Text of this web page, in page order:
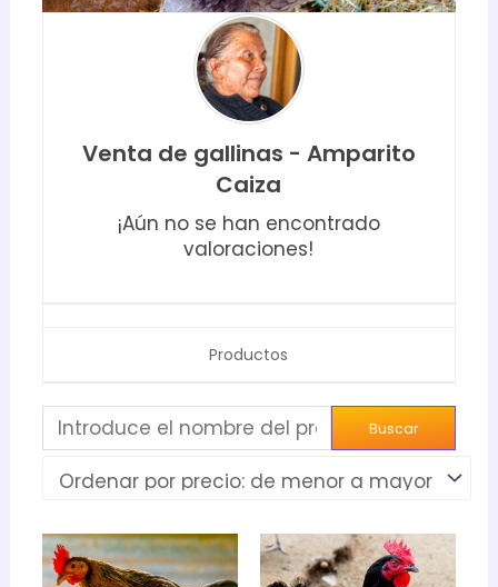
Venta de gallinas - Amparito
Caiza
¡Aún no se han encontrado
valoraciones!
Productos